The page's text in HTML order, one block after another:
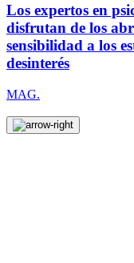
Los expertos en
disfrutan de los
sensibilidad a los
desinterés
MAG.